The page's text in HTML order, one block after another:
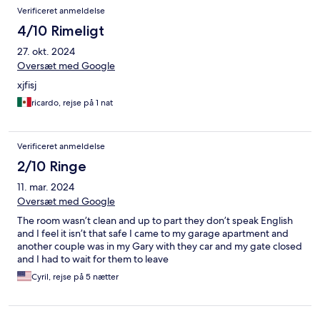
Verificeret anmeldelse
4/10 Rimeligt
27. okt. 2024
Oversæt med Google
xjfisj
ricardo, rejse på 1 nat
Verificeret anmeldelse
2/10 Ringe
11. mar. 2024
Oversæt med Google
The room wasn’t clean and up to part they don’t speak English
and I feel it isn’t that safe I came to my garage apartment and
another couple was in my Gary with they car and my gate closed
and I had to wait for them to leave
Cyril, rejse på 5 nætter